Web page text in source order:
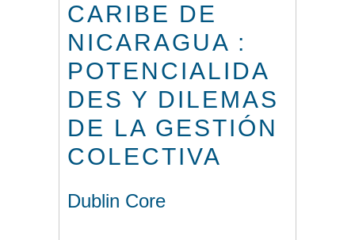
CARIBE DE
NICARAGUA :
POTENCIALIDA
DES Y DILEMAS
DE LA GESTIÓN
COLECTIVA
Dublin Core